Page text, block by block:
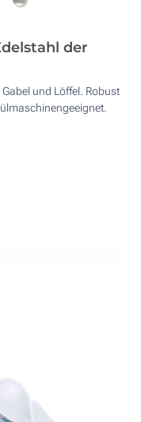
der
und Löffel. Robust